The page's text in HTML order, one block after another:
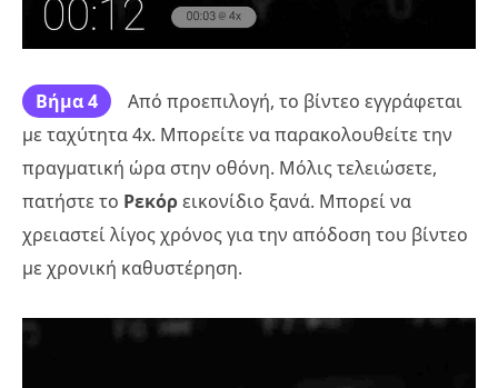
Βήμα 4
Από προεπιλογή, το βίντεο εγγράφεται
με ταχύτητα 4x. Μπορείτε να παρακολουθείτε την
πραγματική ώρα στην οθόνη. Μόλις τελειώσετε,
πατήστε το Ρεκόρεικονίδιο ξανά. Μπορεί να
χρειαστεί λίγος χρόνος για την απόδοση του βίντεο
με χρονική καθυστέρηση.